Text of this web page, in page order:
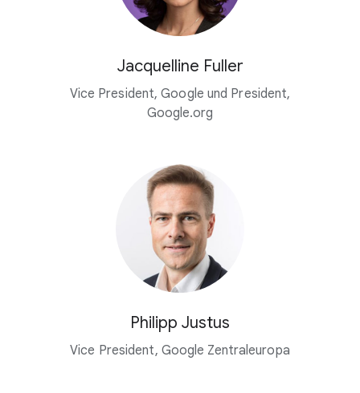
Jacquelline Fuller
Vice President, Google und President,
Google.org
Philipp Justus
Vice President, Google Zentraleuropa